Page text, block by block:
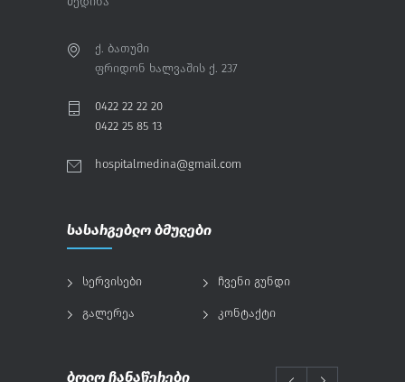
ქ. ბათუმი
ფრიდონ ხალვაშის ქ. 237
0422 22 22 20
0422 25 85 13
hospitalmedina@gmail.com
სასარგებლო ბმულები
სერვისები ჩვენი გუნდი
გალერეა კონტაქტი
ბოლო ჩანაწერები